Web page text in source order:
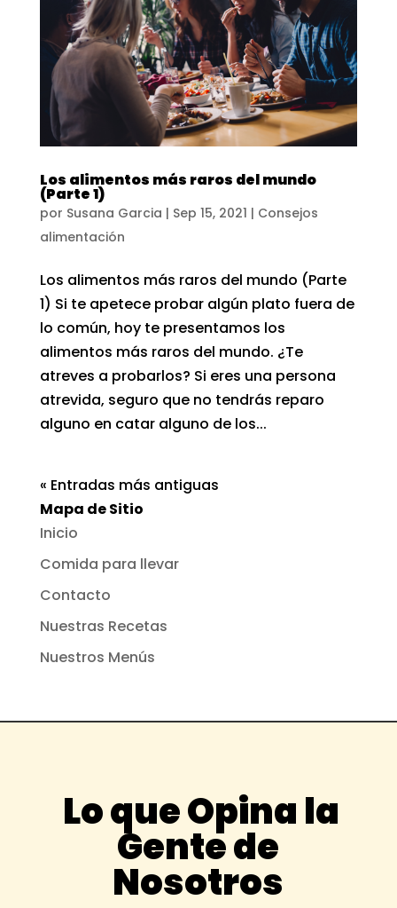
Los alimentos más raros del mundo
(Parte 1)
por Susana Garcia | Sep 15, 2021 | Consejos
alimentación
Los alimentos más raros del mundo (Parte
1) Si te apetece probar algún plato fuera de
lo común, hoy te presentamos los
alimentos más raros del mundo. ¿Te
atreves a probarlos? Si eres una persona
atrevida, seguro que no tendrás reparo
alguno en catar alguno de los...
« Entradas más antiguas
Mapa de Sitio
Inicio
Comida para llevar
Contacto
Nuestras Recetas
Nuestros Menús
Lo que Opina la
Gente de
Nosotros